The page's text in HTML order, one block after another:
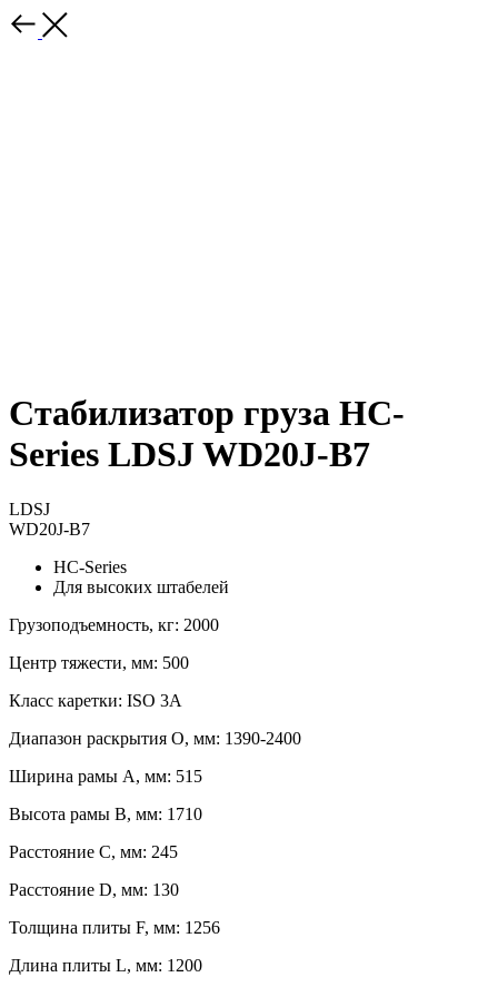
Стабилизатор груза HC-
Series LDSJ WD20J-B7
LDSJ
WD20J-B7
HC-Series
Для высоких штабелей
Грузоподъемность, кг: 2000
Центр тяжести, мм: 500
Класс каретки: ISO 3A
Диапазон раскрытия O, мм: 1390-2400
Ширина рамы A, мм: 515
Высота рамы B, мм: 1710
Расстояние C, мм: 245
Расстояние D, мм: 130
Толщина плиты F, мм: 1256
Длина плиты L, мм: 1200